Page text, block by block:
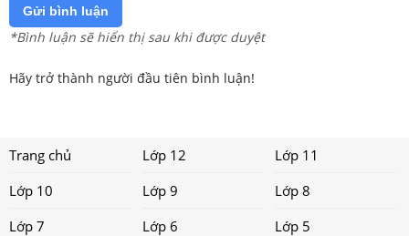
Gửi bình luận
*Bình luận sẽ hiển thị sau khi được duyệt
Hãy trở thành người đầu tiên bình luận!
Trang chủ Lớp 12
Lớp 11
Lớp 10
Lớp 9
Lớp 8
Lớp 7
Lớp 6
Lớp 5